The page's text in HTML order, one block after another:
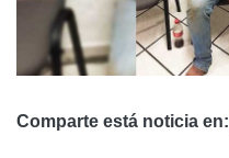
Comparte está noticia en: